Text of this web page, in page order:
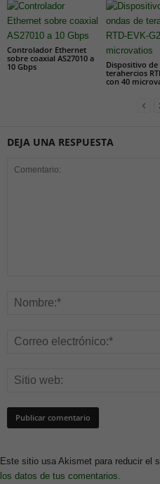
Controlador Ethernet
sobre coaxial AS27010 a
10 Gbps
Dispositivo de
terahercios
con 40
DEJA UNA RESPUESTA
Este sitio usa Akismet para reducir el
los datos de tus comentarios.